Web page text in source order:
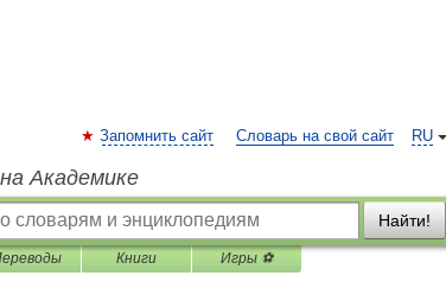
RU
Запомнить сайт Словарь на свой сайт
Академике
Найти!
Книги Игры ⚽